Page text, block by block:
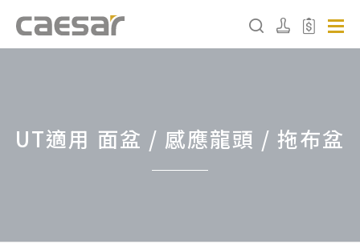
產品分類
UT適用 面盆 / 感應龍頭 / 拖布盆